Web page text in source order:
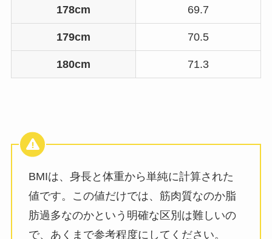
178cm 69.7
179cm 70.5
180cm 71.3
BMIは、身長と体重から単純に計算された
値です。この値だけでは、筋肉質なのか脂
肪過多なのかという明確な区別は難しいの
で、あくまで参考程度にしてください。